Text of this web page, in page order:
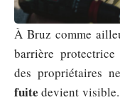
À Bruz comme
barrière
des propriétaires
fuite devient